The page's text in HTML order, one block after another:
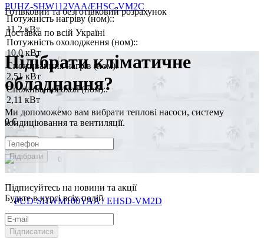
PUHZ-SHW112VAA/EHSC-VM2C
Потужність нагріву (ном)::
11,2 кВт
Потужність охолодження (ном)::
10,0 кВт
Споживанння нагрів (ном):
2,51 кВт
Споживання охол (ном)::
2,11 кВт
0 €
Купити
Готівковий та безготівковий розрахунок
Доставка по всій Україні
Підібрати кліматичне
обладнання?
Ми допоможемо вам вибрати теплові насоси, систему
кондиціювання та вентиляції.
Підібрати
Підписуйтесь на новини та акції
Будьте в курсі всіх подій
Підписатися